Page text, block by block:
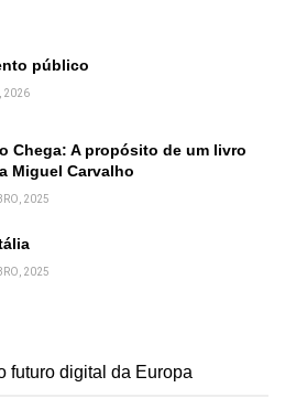
público
2026
Chega: A propósito de um livro
Miguel Carvalho
2025
2025
futuro digital da Europa